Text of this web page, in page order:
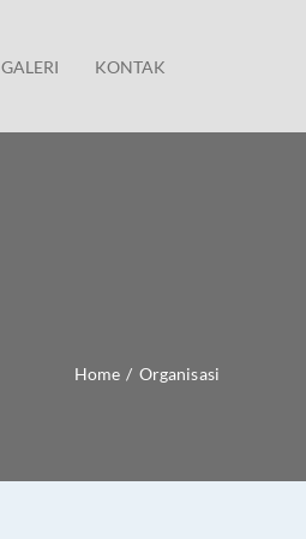
GALERI KONTAK
Home / Organisasi